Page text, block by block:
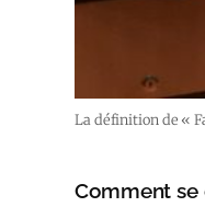
La définition de «
Comment se